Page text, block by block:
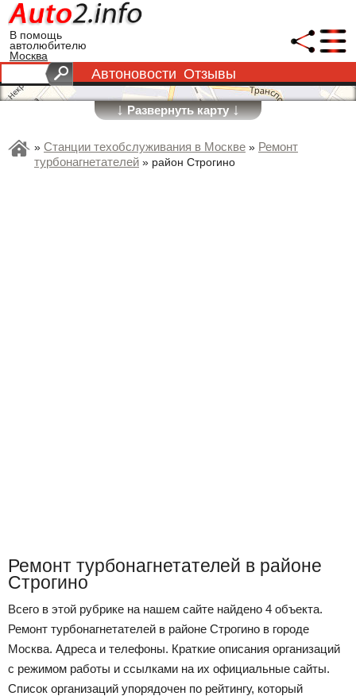
В помощь
автолюбителю
Москва
Автоновости Отзывы
↓Развернуть карту↓
» Станции техобслуживания в Москве » Ремонт
турбонагнетателей » район Строгино
Ремонт турбонагнетателей в районе
Строгино
Всего в этой рубрике на нашем сайте найдено 4 объекта.
Ремонт турбонагнетателей в районе Строгино в городе
Москва. Адреса и телефоны. Краткие описания организаций
с режимом работы и ссылками на их официальные сайты.
Список организаций упорядочен по рейтингу, который